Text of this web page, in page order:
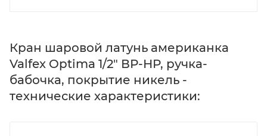
Кран шаровой латунь американка
Valfex Optima 1/2" ВР-НР, ручка-
бабочка, покрытие никель -
технические характеристики: